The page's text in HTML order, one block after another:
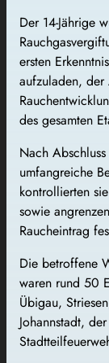
Der 14-Jährige
ersten
aufzuladen, der
des gesamten
Nach
umfangreiche
kontrollierten
sowie
Raucheintrag
Die betroffene
waren rund 50
Übigau,
Johannstadt,